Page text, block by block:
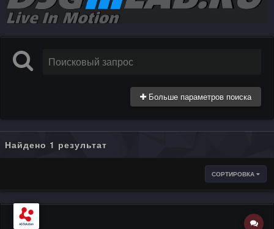
Больше параметров поиска
Найдено 1 результат
СОРТИРОВКА